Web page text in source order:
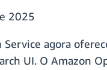
2025
Service agora
UI. O Amazon